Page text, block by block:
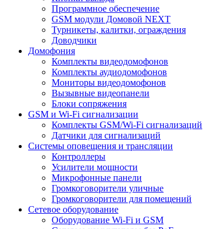
Программное обеспечение
GSM модули Домовой NEXT
Турникеты, калитки, ограждения
Доводчики
Домофония
Комплекты видеодомофонов
Комплекты аудиодомофонов
Мониторы видеодомофонов
Вызывные видеопанели
Блоки сопряжения
GSM и Wi-Fi сигнализации
Комплекты GSM/Wi-Fi сигнализаций
Датчики для сигнализаций
Системы оповещения и трансляции
Контроллеры
Усилители мощности
Микрофонные панели
Громкоговорители уличные
Громкоговорители для помещений
Сетевое оборудование
Оборудование Wi-Fi и GSM